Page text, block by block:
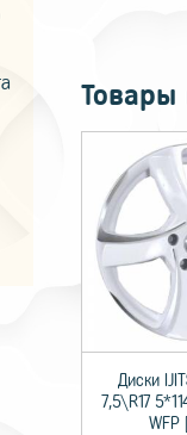
Товары
Диски
7,5\R17
WFP